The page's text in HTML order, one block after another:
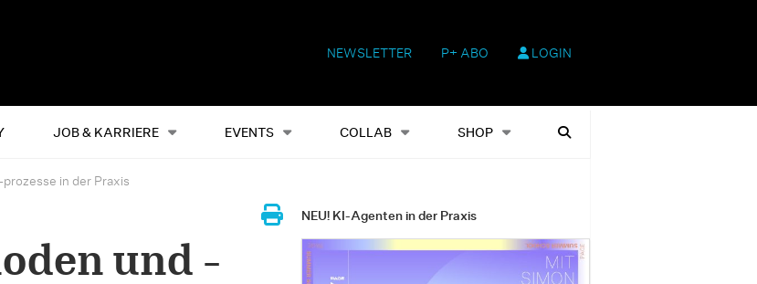
NEWSLETTER P+ ABO LOGIN
JOB & KARRIERE EVENTS COLLAB SHOP
Alles Events Shop Heftausgaben Suchen
in der Praxis
und -
NEU! KI-Agenten in der Praxis